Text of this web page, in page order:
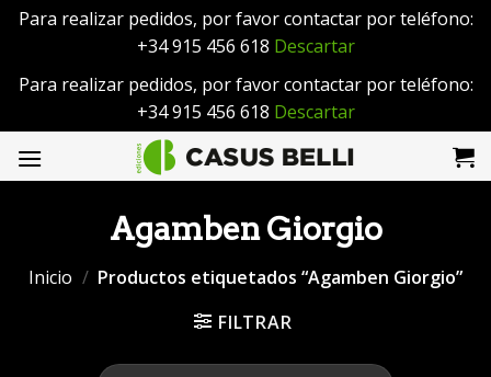
Para realizar pedidos, por favor contactar por teléfono:
+34 915 456 618 Descartar
Para realizar pedidos, por favor contactar por teléfono:
+34 915 456 618 Descartar
Agamben Giorgio
Inicio / Productos etiquetados “Agamben Giorgio”
FILTRAR